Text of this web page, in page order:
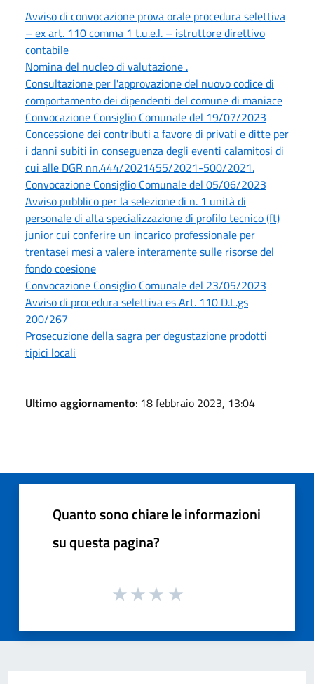
Avviso di convocazione prova orale procedura selettiva
– ex art. 110 comma 1 t.u.e.l. – istruttore direttivo
contabile
Nomina del nucleo di valutazione .
Consultazione per l'approvazione del nuovo codice di
comportamento dei dipendenti del comune di maniace
Convocazione Consiglio Comunale del 19/07/2023
Concessione dei contributi a favore di privati e ditte per
i danni subiti in conseguenza degli eventi calamitosi di
cui alle DGR nn.444/2021455/2021-500/2021.
Convocazione Consiglio Comunale del 05/06/2023
Avviso pubblico per la selezione di n. 1 unità di
personale di alta specializzazione di profilo tecnico (ft)
junior cui conferire un incarico professionale per
trentasei mesi a valere interamente sulle risorse del
fondo coesione
Convocazione Consiglio Comunale del 23/05/2023
Avviso di procedura selettiva es Art. 110 D.L.gs
200/267
Prosecuzione della sagra per degustazione prodotti
tipici locali
Ultimo aggiornamento: 18 febbraio 2023, 13:04
Quanto sono chiare le informazioni
su questa pagina?